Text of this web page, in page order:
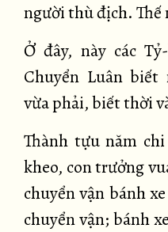
người thù địch. Thế
Ở đây, này các
Chuyển Luân
vừa phải, biết thời
Thành tựu năm
kheo, con trưởng
chuyển vận bánh
chuyển vận; bánh